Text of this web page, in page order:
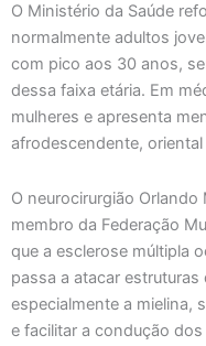
O Ministério da Saúde
normalmente adultos
com pico aos 30 anos,
dessa faixa etária. Em
mulheres e apresenta
afrodescendente, oriental
O neurocirurgião Orlando
membro da Federação
que a esclerose múltipla
passa a atacar
especialmente a mielina,
e facilitar a condução